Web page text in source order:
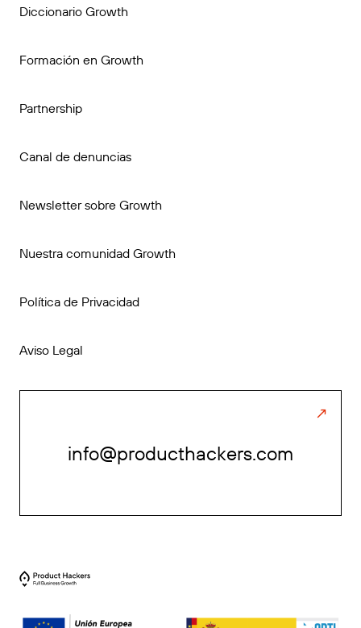
Diccionario Growth
Formación en Growth
Partnership
Canal de denuncias
Newsletter sobre Growth
Nuestra comunidad Growth
Política de Privacidad
Aviso Legal
info@producthackers.com